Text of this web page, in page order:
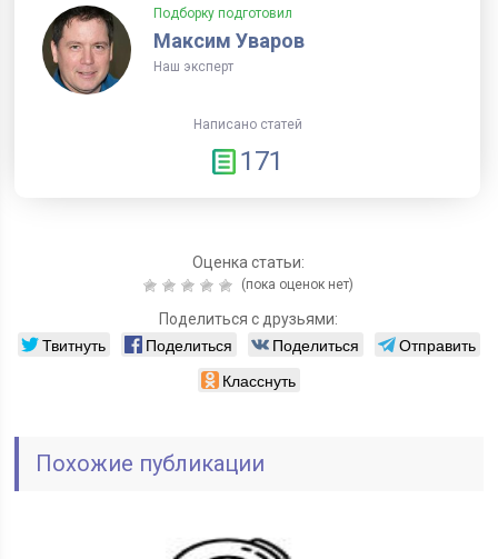
Подборку подготовил
Максим Уваров
Наш эксперт
Написано статей
171
Оценка статьи:
(пока оценок нет)
Поделиться с друзьями:
Твитнуть Поделиться Поделиться
Отправить
Класснуть
Похожие публикации